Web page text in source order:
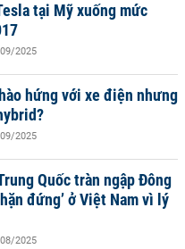
tại Mỹ xuống mức
2025
hứng với xe điện nhưng
2025
Quốc tràn ngập Đông
đứng’ ở Việt Nam vì lý
2025